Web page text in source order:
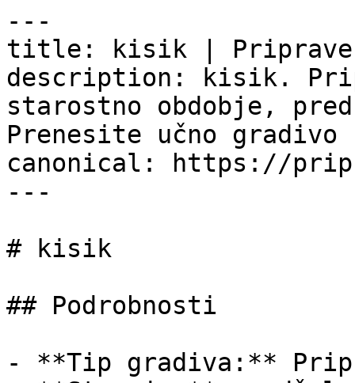
---
title: kisik |
description: kisik.
starostno obdobje,
Prenesite učno
canonical: https://
---
# kisik
## Podrobnosti
- **Tip gradiva:**